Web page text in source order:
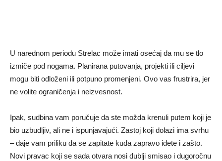
U narednom periodu Strelac može imati osećaj da mu se tlo
izmiče pod nogama. Planirana putovanja, projekti ili ciljevi
mogu biti odloženi ili potpuno promenjeni. Ovo vas frustrira, jer
ne volite ograničenja i neizvesnost.
Ipak, sudbina vam poručuje da ste možda krenuli putem koji je
bio uzbudljiv, ali ne i ispunjavajući. Zastoj koji dolazi ima svrhu
– daje vam priliku da se zapitate kuda zapravo idete i zašto.
Novi pravac koji se sada otvara nosi dublji smisao i dugoročnu